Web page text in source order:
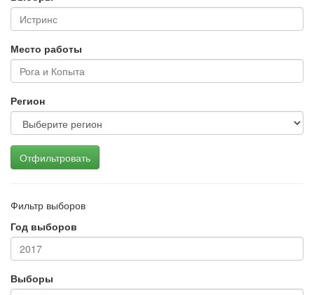
Место работы
Регион
Отфильтровать
Фильтр выборов
Год выборов
Выборы